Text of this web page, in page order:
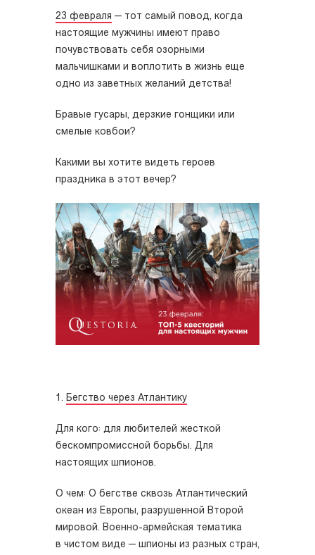
23 февраля — тот самый повод, когда
настоящие мужчины имеют право
почувствовать себя озорными
мальчишками и воплотить в жизнь еще
одно из заветных желаний детства!
Бравые гусары, дерзкие гонщики или
смелые ковбои?
Какими вы хотите видеть героев
праздника в этот вечер?
1. Бегство через Атлантику
Для кого: для любителей жесткой
бескомпромиссной борьбы. Для
настоящих шпионов.
О чем: О бегстве сквозь Атлантический
океан из Европы, разрушенной Второй
мировой. Военно-армейская тематика
в чистом виде — шпионы из разных стран,